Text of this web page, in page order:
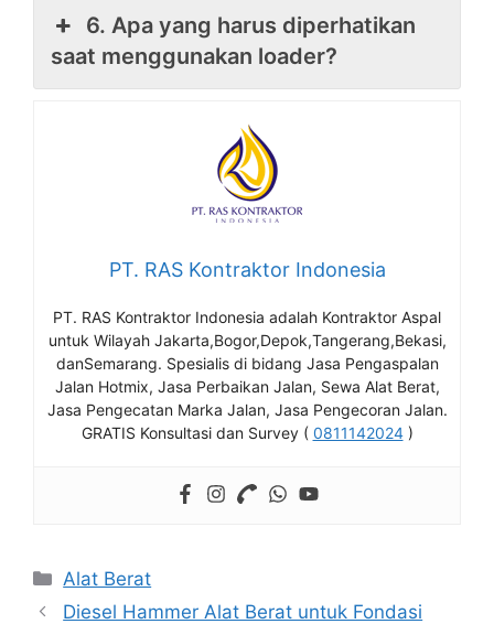
6. Apa yang harus diperhatikan
saat menggunakan loader?
PT. RAS Kontraktor Indonesia
PT. RAS Kontraktor Indonesia adalah Kontraktor Aspal
untuk Wilayah Jakarta,Bogor,Depok,Tangerang,Bekasi,
danSemarang. Spesialis di bidang Jasa Pengaspalan
Jalan Hotmix, Jasa Perbaikan Jalan, Sewa Alat Berat,
Jasa Pengecatan Marka Jalan, Jasa Pengecoran Jalan.
GRATIS Konsultasi dan Survey ( 0811142024)
Kategori
Alat Berat
Diesel Hammer Alat Berat untuk Fondasi